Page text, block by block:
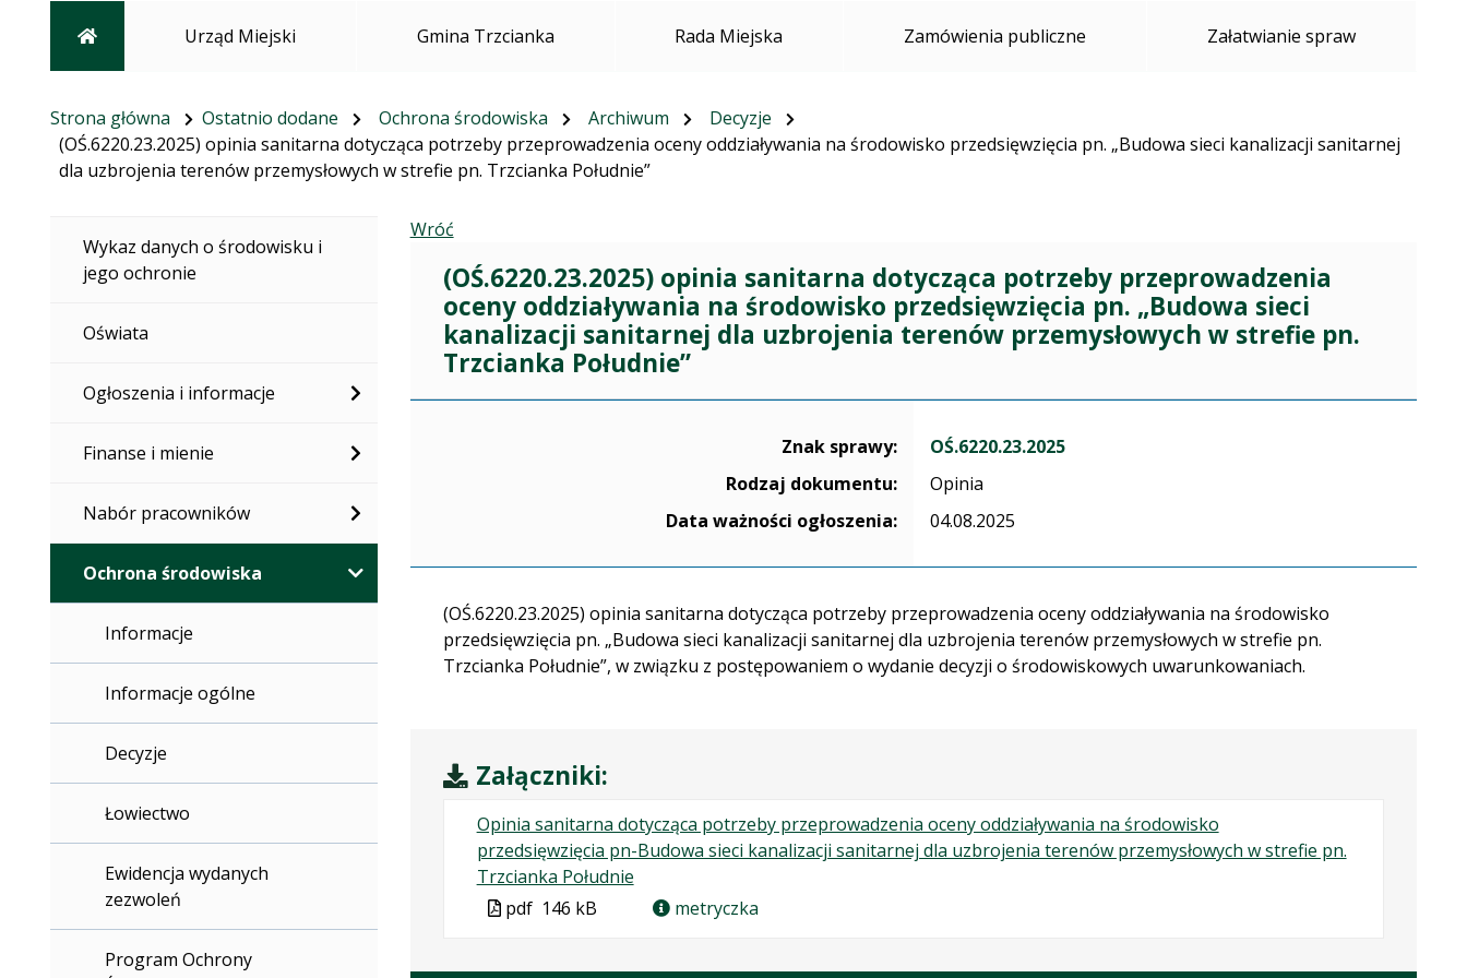
Strona głównaUrząd Miejski Gmina Trzcianka Rada Miejska Zamówienia publiczne Załatwianie spraw
Strona główna Ostatnio dodane Ochrona środowiska Archiwum
Decyzje
(OŚ.6220.23.2025) opinia sanitarna dotycząca potrzeby przeprowadzenia oceny oddziaływania na środowisko przedsięwzięcia pn. „Budowa sieci kanalizacji sanitarnej
dla uzbrojenia terenów przemysłowych w strefie pn. Trzcianka Południe”
Wykaz danych o środowisku i
jego ochronie
Oświata
Ogłoszenia i informacje
Finanse i mienie
Nabór pracowników
Ochrona środowiska
Informacje
Informacje ogólne
Decyzje
Łowiectwo
Ewidencja wydanych
zezwoleń
Program Ochrony
Wróć
(OŚ.6220.23.2025) opinia sanitarna dotycząca potrzeby przeprowadzenia
oceny oddziaływania na środowisko przedsięwzięcia pn. „Budowa sieci
kanalizacji sanitarnej dla uzbrojenia terenów przemysłowych w strefie pn.
Trzcianka Południe”
Znak sprawy:
OŚ.6220.23.2025
Rodzaj dokumentu:
Opinia
Data ważności ogłoszenia:
04.08.2025
(OŚ.6220.23.2025) opinia sanitarna dotycząca potrzeby przeprowadzenia oceny oddziaływania na środowisko
przedsięwzięcia pn. „Budowa sieci kanalizacji sanitarnej dla uzbrojenia terenów przemysłowych w strefie pn.
Trzcianka Południe”, w związku z postępowaniem o wydanie decyzji o środowiskowych uwarunkowaniach.
Załączniki:
Opinia sanitarna dotycząca potrzeby przeprowadzenia oceny oddziaływania na środowisko
przedsięwzięcia pn-Budowa sieci kanalizacji sanitarnej dla uzbrojenia terenów przemysłowych w strefie pn.
Trzcianka Południe.
Plik
.
Rozmiar
.
Otwiera
Plik
pdf 146 kB metryczka